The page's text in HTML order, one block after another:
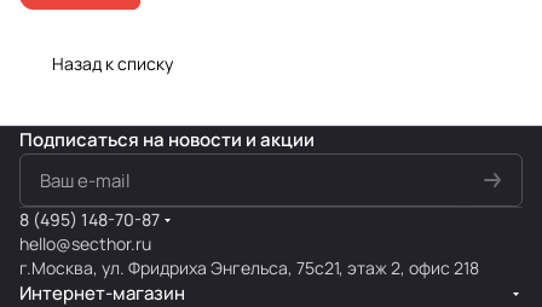
Назад к списку
Подписаться на новости и акции
8 (495) 148-70-87
hello@secthor.ru
г.Москва, ул. Фридриха Энгельса, 75с21, этаж 2, офис 218
Интернет-магазин